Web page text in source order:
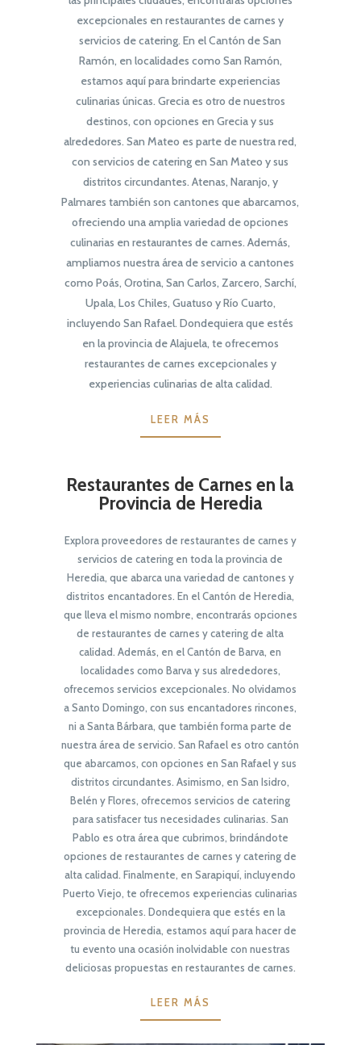
excepcionales en restaurantes de carnes y
servicios de catering. En el Cantón de San
Ramón, en localidades como San Ramón,
estamos aquí para brindarte experiencias
culinarias únicas. Grecia es otro de nuestros
destinos, con opciones en Grecia y sus
alrededores. San Mateo es parte de nuestra red,
con servicios de catering en San Mateo y sus
distritos circundantes. Atenas, Naranjo, y
Palmares también son cantones que abarcamos,
ofreciendo una amplia variedad de opciones
culinarias en restaurantes de carnes. Además,
ampliamos nuestra área de servicio a cantones
como Poás, Orotina, San Carlos, Zarcero, Sarchí,
Upala, Los Chiles, Guatuso y Río Cuarto,
incluyendo San Rafael. Dondequiera que estés
en la provincia de Alajuela, te ofrecemos
restaurantes de carnes excepcionales y
experiencias culinarias de alta calidad.
LEER MÁS
Restaurantes de Carnes en la
Provincia de Heredia
Explora proveedores de restaurantes de carnes y
servicios de catering en toda la provincia de
Heredia, que abarca una variedad de cantones y
distritos encantadores. En el Cantón de Heredia,
que lleva el mismo nombre, encontrarás opciones
de restaurantes de carnes y catering de alta
calidad. Además, en el Cantón de Barva, en
localidades como Barva y sus alrededores,
ofrecemos servicios excepcionales. No olvidamos
a Santo Domingo, con sus encantadores rincones,
ni a Santa Bárbara, que también forma parte de
nuestra área de servicio. San Rafael es otro cantón
que abarcamos, con opciones en San Rafael y sus
distritos circundantes. Asimismo, en San Isidro,
Belén y Flores, ofrecemos servicios de catering
para satisfacer tus necesidades culinarias. San
Pablo es otra área que cubrimos, brindándote
opciones de restaurantes de carnes y catering de
alta calidad. Finalmente, en Sarapiquí, incluyendo
Puerto Viejo, te ofrecemos experiencias culinarias
excepcionales. Dondequiera que estés en la
provincia de Heredia, estamos aquí para hacer de
tu evento una ocasión inolvidable con nuestras
deliciosas propuestas en restaurantes de carnes.
LEER MÁS